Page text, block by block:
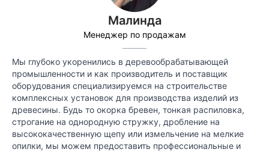
Малинда
Менеджер по продажам
Мы глубоко укоренились в деревообрабатывающей
промышленности и как производитель и поставщик
оборудования специализируемся на строительстве
комплексных установок для производства изделий из
древесины. Будь то окорка бревен, тонкая распиловка,
строгание на однородную стружку, дробление на
высококачественную щепу или измельчение на мелкие
опилки, мы можем предоставить профессиональные и